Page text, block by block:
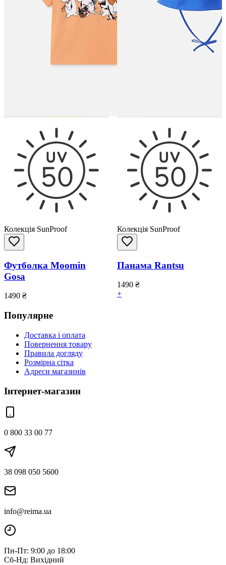
Колекція SunProof
Футболка Moomin
Gosa
1490 ₴
Колекція SunProof
Панама Rantsu
1490 ₴
+
Популярне
Доставка і оплата
Повернення товару
Правила догляду
Розмірна сітка
Адреси магазинів
Інтернет-магазин
0 800 33 00 77
38 098 050 5600
info@reima.ua
Пн-Пт: 9:00 до 18:00
Сб-Нд: Вихідний